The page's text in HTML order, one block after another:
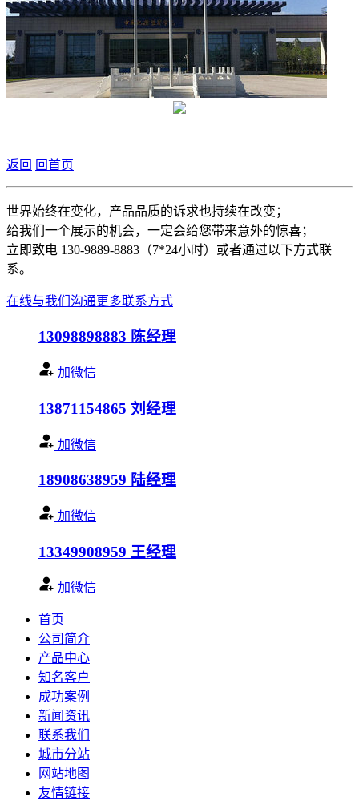
返回 回首页
世界始终在变化，产品品质的诉求也持续在改变；
给我们一个展示的机会，一定会给您带来意外的惊喜；
立即致电 130-9889-8883（7*24小时）或者通过以下方式联
系。
在线与我们沟通更多联系方式
13098898883 陈经理
加微信
13871154865 刘经理
加微信
18908638959 陆经理
加微信
13349908959 王经理
加微信
首页
公司简介
产品中心
知名客户
成功案例
新闻资讯
联系我们
城市分站
网站地图
友情链接